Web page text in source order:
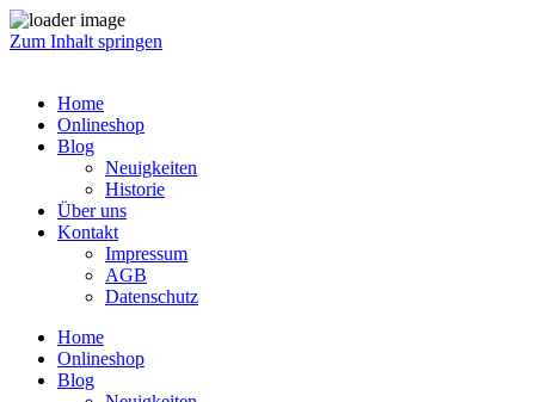
Zum Inhalt springen
Home
Onlineshop
Blog
Neuigkeiten
Historie
Über uns
Kontakt
Impressum
AGB
Datenschutz
Home
Onlineshop
Blog